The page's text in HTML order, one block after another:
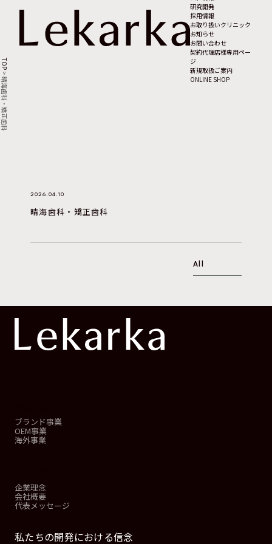
研究開発
採用情報
お取り扱いクリニック
お知らせ
お問い合わせ
契約代理店様専用ペー
ジ
新規取扱ご案内
ONLINE SHOP
TOP
>
晴海歯科・矯正歯科
2026.04.10
晴海歯科・矯正歯科
All
ブランド事業
OEM事業
海外事業
企業理念
会社概要
代表メッセージ
私たちの開発における信念